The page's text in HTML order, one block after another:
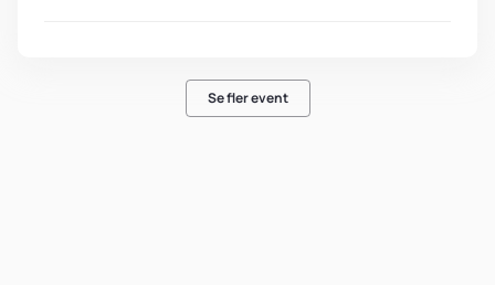
Se fler event